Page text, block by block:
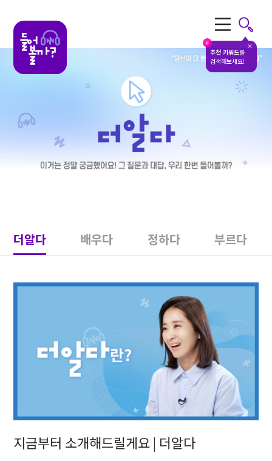
#
추천 키워드를
검색해보세요!
더알다 배우다 정하다 부르다
지금부터 소개해드릴게요 | 더알다